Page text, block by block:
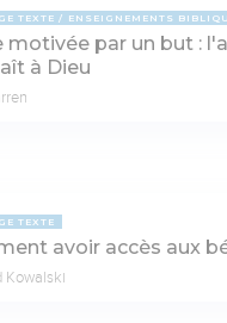
TEXTE ENSEIGNEMENTS
motivée par un but :
à Dieu
TEXTE
avoir accès aux
Kowalski